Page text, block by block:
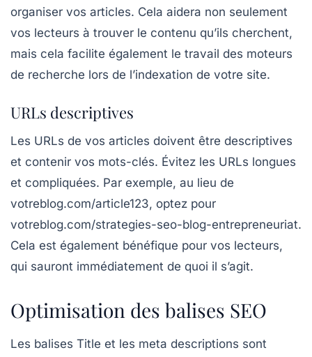
organiser vos articles. Cela aidera non seulement
vos lecteurs à trouver le contenu qu’ils cherchent,
mais cela facilite également le travail des moteurs
de recherche lors de l’indexation de votre site.
URLs descriptives
Les URLs de vos articles doivent être descriptives
et contenir vos mots-clés. Évitez les URLs longues
et compliquées. Par exemple, au lieu de
votreblog.com/article123, optez pour
votreblog.com/strategies-seo-blog-entrepreneuriat.
Cela est également bénéfique pour vos lecteurs,
qui sauront immédiatement de quoi il s’agit.
Optimisation des balises SEO
Les balises Title et les meta descriptions sont